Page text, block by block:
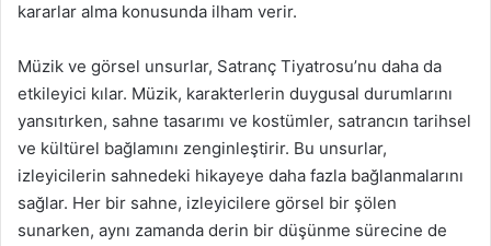
kararlar alma konusunda ilham verir.
Müzik ve görsel unsurlar, Satranç Tiyatrosu’nu daha da
etkileyici kılar. Müzik, karakterlerin duygusal durumlarını
yansıtırken, sahne tasarımı ve kostümler, satrancın tarihsel
ve kültürel bağlamını zenginleştirir. Bu unsurlar,
izleyicilerin sahnedeki hikayeye daha fazla bağlanmalarını
sağlar. Her bir sahne, izleyicilere görsel bir şölen
sunarken, aynı zamanda derin bir düşünme sürecine de